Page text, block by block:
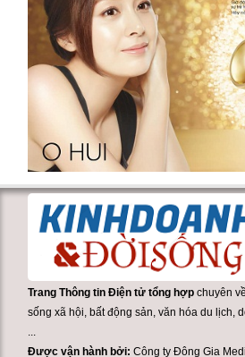
Trang Thông tin Điện tử tổng hợp chuyên
sống xã hội, bất động sản, văn hóa du lịch,
Được vận hành bởi:Công ty Đông Gia